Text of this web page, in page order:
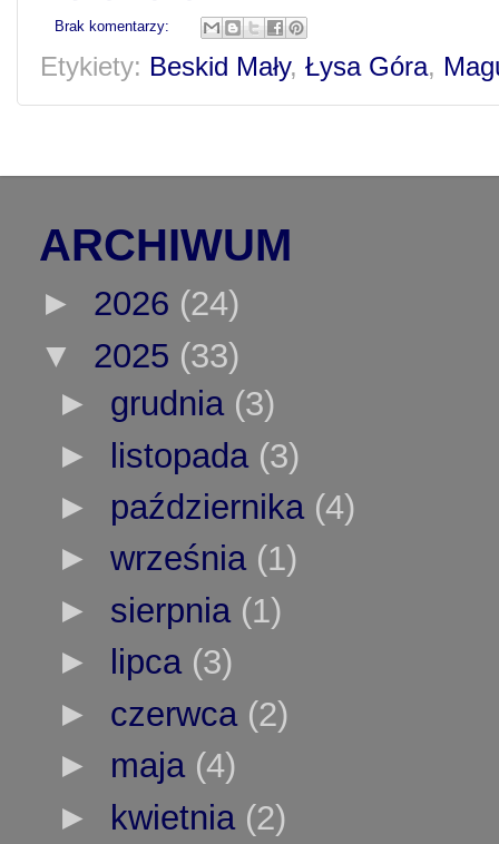
Brak komentarzy:
Etykiety: Beskid Mały, Łysa Góra,
ARCHIWUM
► 2026 (24)
▼ 2025 (33)
► grudnia (3)
► listopada (3)
► października (4)
►września (1)
► sierpnia (1)
►
lipca (3)
► czerwca (2)
► maja (4)
► kwietnia (2)